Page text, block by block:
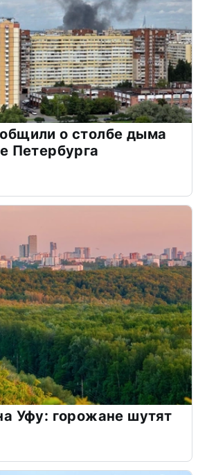
о столбе дыма
Петербурга
Уфу: горожане шутят